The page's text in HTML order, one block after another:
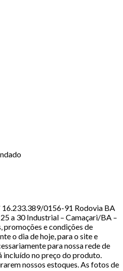
16.233.389/0156-91 Rodovia BA
a 30 Industrial – Camaçari/BA –
promoções e condições de
o dia de hoje, para o site e
para nossa rede de
incluído no preço do produto.
nossos estoques. As fotos de